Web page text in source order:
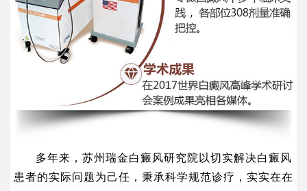
多年来，苏州瑞金白癜风研究院以切实解决白癜风
患者的实际问题为己任，秉承科学规范诊疗，实实在在